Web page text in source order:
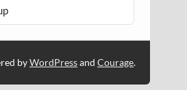
byWordPressand Courage.